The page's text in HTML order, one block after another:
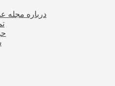
درباره مجله